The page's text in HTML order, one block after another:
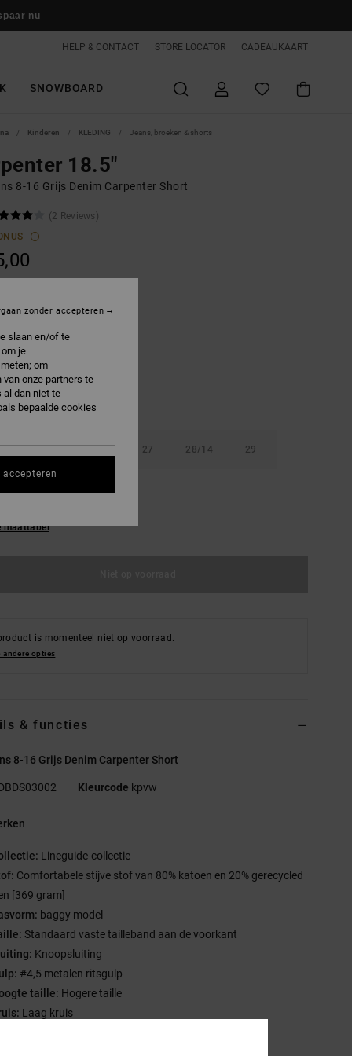
nu
HELP & CONTACT STORE LOCATOR CADEAUKAART
SNOWBOARD
Kinderen KLEDING Jeans, broeken & shorts
18.5"
8-16 Grijs Denim Carpenter Short
(2 Reviews)
Grey
25/10 26/12 27 28/14 29
maattabel
is momenteel niet op voorraad.
andere opties
& functies
8-16 Grijs Denim Carpenter Short
Kleurcode kpvw
Lineguide-collectie
Comfortabele stijve stof van 80% katoen en 20% gerecycled
[369 gram]
baggy model
Standaard vaste tailleband aan de voorkant
Knoopsluiting
#4,5 metalen ritsgulp
taille: Hogere taille
Laag kruis
slaan en/of te
je
om
onze partners te
al dan niet te
bepaalde cookies
zonder accepteren
accepteren